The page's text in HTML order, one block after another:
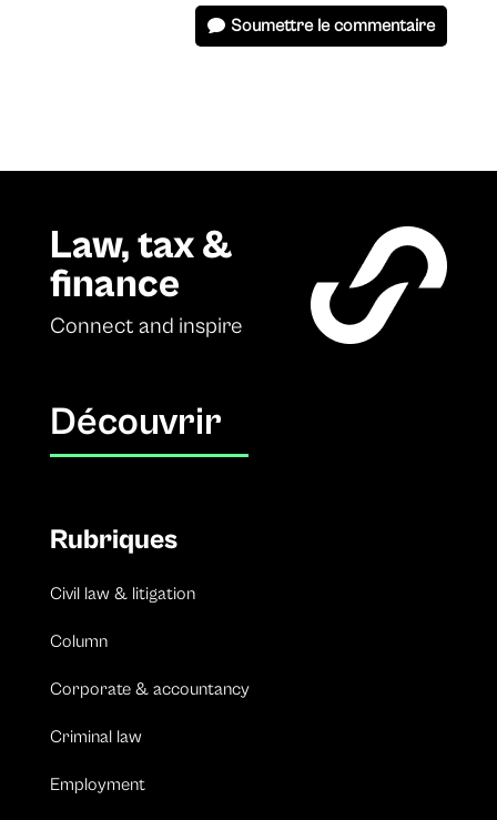
Soumettre le commentaire
Law, tax &
finance
Connect and inspire
Découvrir
Rubriques
Civil law & litigation
Column
Corporate & accountancy
Criminal law
Employment